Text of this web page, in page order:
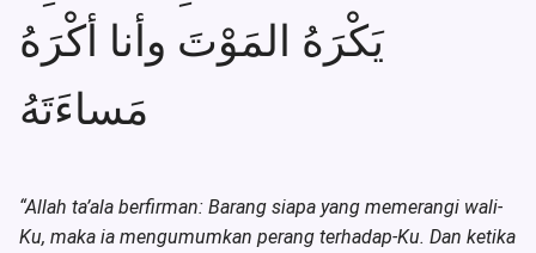
يَكْرَهُ المَوْتَ وأنا أكْرَهُ
مَساءَتَهُ
“Allah ta’ala berfirman: Barang siapa yang memerangi wali-
Ku, maka ia mengumumkan perang terhadap-Ku. Dan ketika